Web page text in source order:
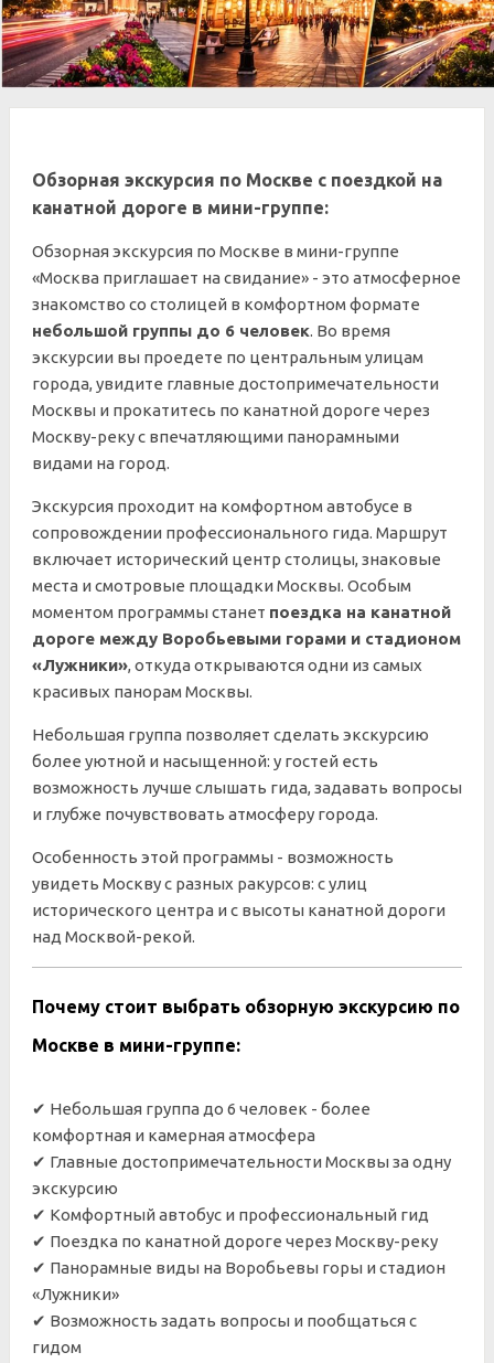
Обзорная экскурсия по Москве с поездкой на
канатной дороге в мини-группе:
Обзорная экскурсия по Москве в мини-группе
«Москва приглашает на свидание» - это атмосферное
знакомство со столицей в комфортном формате
небольшой группы до 6 человек. Во время
экскурсии вы проедете по центральным улицам
города, увидите главные достопримечательности
Москвы и прокатитесь по канатной дороге через
Москву-реку с впечатляющими панорамными
видами на город.
Экскурсия проходит на комфортном автобусе в
сопровождении профессионального гида. Маршрут
включает исторический центр столицы, знаковые
места и смотровые площадки Москвы. Особым
моментом программы станет поездка на канатной
дороге между Воробьевыми горами и стадионом
«Лужники», откуда открываются одни из самых
красивых панорам Москвы.
Небольшая группа позволяет сделать экскурсию
более уютной и насыщенной: у гостей есть
возможность лучше слышать гида, задавать вопросы
и глубже почувствовать атмосферу города.
Особенность этой программы - возможность
увидеть Москву с разных ракурсов: с улиц
исторического центра и с высоты канатной дороги
над Москвой-рекой.
Почему стоит выбрать обзорную экскурсию по
Москве в мини-группе:
✔ Небольшая группа до 6 человек - более
комфортная и камерная атмосфера
✔ Главные достопримечательности Москвы за одну
экскурсию
✔ Комфортный автобус и профессиональный гид
✔ Поездка по канатной дороге через Москву-реку
✔ Панорамные виды на Воробьевы горы и стадион
«Лужники»
✔ Возможность задать вопросы и пообщаться с
гидом